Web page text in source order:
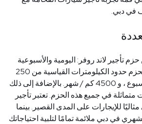
في دبي.
تأجير لاند روفر: اليومية والأسبوعية
والشهرية. تشمل هذه الحزم حدود الكيلومترات القياسية من 250
كم / يوم ، 1750 كم / أسبوع ، و 4500 كم / شهر. بالإضافة إلى ذلك
في جميع هذه الحزم. تعتبر تأجير
للإيجارات على المدى القصير. بينما
في دبي ملائمة تمامًا لتلبية احتياجاتك